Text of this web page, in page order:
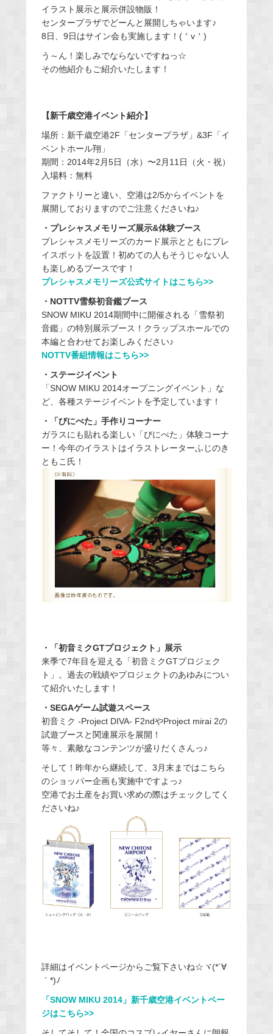
イラスト展示と展示併設物販！
センタープラザでどーんと展開しちゃいます♪
8日、9日はサイン会も実施します！(＇v＇)
う～ん！楽しみでならないですねっ☆
その他紹介もご紹介いたします！
【新千歳空港イベント紹介】
場所：新千歳空港2F「センタープラザ」&3F「イ
ベントホール翔」
期間：2014年2月5日（水）〜2月11日（火・祝）
入場料：無料
ファクトリーと違い、空港は2/5からイベントを
展開しておりますのでご注意くださいね♪
・プレシャスメモリーズ展示&体験ブース
プレシャスメモリーズのカード展示とともにプレ
イスポットを設置！初めての人もそうじゃない人
も楽しめるブースです！
プレシャスメモリーズ公式サイトはこちら>>
・NOTTV雪祭初音鑑ブース
SNOW MIKU 2014期間中に開催される「雪祭初
音鑑」の特別展示ブース！クラップスホールでの
本編と合わせてお楽しみください♪
NOTTV番組情報はこちら>>
・ステージイベント
「SNOW MIKU 2014オープニングイベント」な
ど、各種ステージイベントを予定しています！
・「びにぺた」手作りコーナー
ガラスにも貼れる楽しい「びにぺた」体験コーナ
ー！今年のイラストはイラストレーターふじのき
ともこ氏！
・「初音ミクGTプロジェクト」展示
来季で7年目を迎える「初音ミクGTプロジェク
ト」。過去の戦績やプロジェクトのあゆみについ
て紹介いたします！
・SEGAゲーム試遊スペース
初音ミク -Project DIVA- F2ndやProject mirai 2の
試遊ブースと関連展示を展開！
等々、素敵なコンテンツが盛りだくさんっ♪
そして！昨年から継続して、3月末まではこちら
のショッパー企画も実施中ですよっ♪
空港でお土産をお買い求めの際はチェックしてく
ださいね♪
詳細はイベントページからご覧下さいね☆ヾ(*´∀
｀*)ﾉ
「SNOW MIKU 2014」新千歳空港イベントペー
ジはこちら>>